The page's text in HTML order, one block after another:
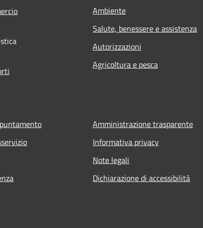
Ambiente
Salute, benessere e assistenza
Autorizzazioni
Agricoltura e pesca
Amministrazione trasparente
Informativa privacy
Note legali
Dichiarazione di accessibilità